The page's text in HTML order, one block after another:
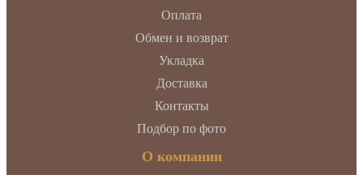
Оплата
Обмен и возврат
Укладка
Доставка
Контакты
Подбор по фото
О компании